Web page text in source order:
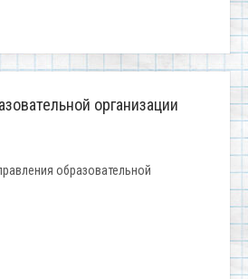
организации
образовательной